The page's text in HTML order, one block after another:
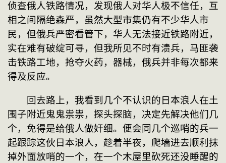
侦查俄人铁路情况，发现俄人对华人极不信任，互
相之间隔绝森严，虽然大型市集仍有不少华人市
民，但俄兵严密看管下，华人无法接近铁路附近，
实在难有破绽可寻，但我所见不时有溃兵，马匪袭
击铁路工地，抢夺火药，器械，俄兵并非每次都来
得及反应。
回去路上，我看到几个不认识的日本浪人在土
围子附近鬼鬼祟祟，探头探脑，决定先解决他们几
个，免得是给俄人做奸细。便会同几个巡哨的兵一
起跟踪这伙日本浪人，趁着半夜，爬墙进去顺利抹
掉外面放哨的一个，在一个木屋里砍死还没睡醒的